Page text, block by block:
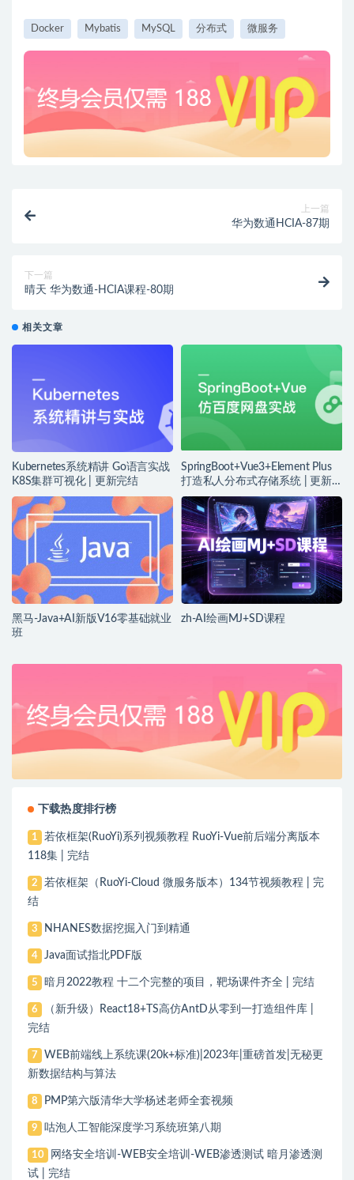
Docker Mybatis MySQL 分布式 微服务
上一篇
华为数通HCIA-87期
下一篇
晴天 华为数通-HCIA课程-80期
相关文章
Kubernetes系统精讲 Go语言实战
K8S集群可视化 | 更新完结
SpringBoot+Vue3+Element Plus
打造私人分布式存储系统 | 更新
完结
黑马-Java+AI新版V16零基础就业
班
zh-AI绘画MJ+SD课程
下载热度排行榜
1
若依框架(RuoYi)系列视频教程 RuoYi-Vue前后端分离版本
118集 | 完结
2
若依框架（RuoYi-Cloud 微服务版本）134节视频教程 | 完
结
3 NHANES数据挖掘入门到精通
4 Java面试指北PDF版
5 暗月2022教程 十二个完整的项目，靶场课件齐全 | 完结
6
（新升级）React18+TS高仿AntD从零到一打造组件库 |
完结
7
WEB前端线上系统课(20k+标准)|2023年|重磅首发|无秘更
新数据结构与算法
8 PMP第六版清华大学杨述老师全套视频
9 咕泡人工智能深度学习系统班第八期
10
网络安全培训-WEB安全培训-WEB渗透测试 暗月渗透测
试 | 完结